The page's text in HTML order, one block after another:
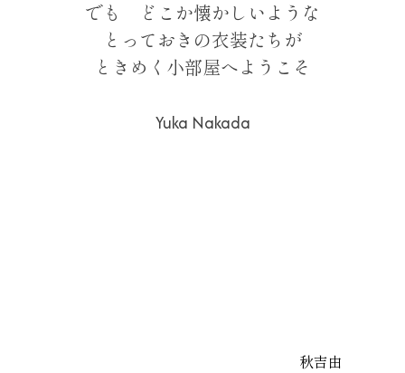
でも どこか懐かしいような
とっておきの衣装たちが
ときめく小部屋へようこそ
Yuka Nakada
秋吉由